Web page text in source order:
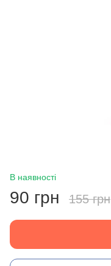
В наявності
90 грн 155 грн